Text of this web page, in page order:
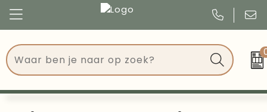
Tassen
Congres
Events